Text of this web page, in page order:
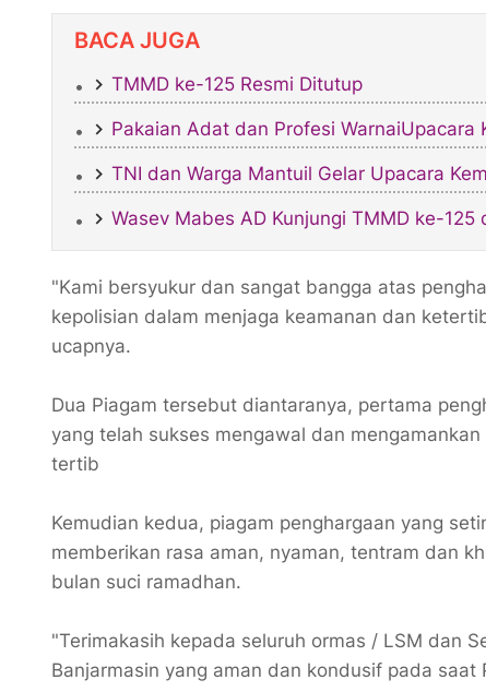
BACA JUGA
TMMD ke-125 Resmi Ditutup
Pakaian Adat dan Profesi WarnaiUpacara
TNI dan Warga Mantuil Gelar Upacara
Wasev Mabes AD Kunjungi TMMD ke-125
"Kami bersyukur dan sangat bangga atas
kepolisian dalam menjaga keamanan dan
ucapnya.
Dua Piagam tersebut diantaranya, pertama
yang telah sukses mengawal dan
tertib
Kemudian kedua, piagam penghargaan yang
memberikan rasa aman, nyaman, tentram dan
bulan suci ramadhan.
"Terimakasih kepada seluruh ormas / LSM dan
Banjarmasin yang aman dan kondusif pada